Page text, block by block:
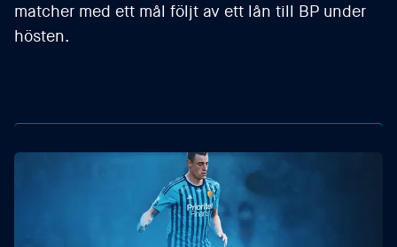
matcher med ett mål följt av ett lån till BP under
hösten.